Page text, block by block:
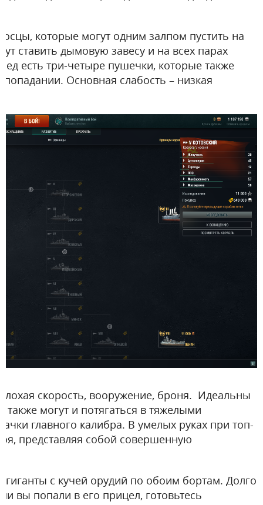
которые могут одним залпом пустить на
ставить дымовую завесу и на всех парах
есть три-четыре пушечки, которые также
Основная слабость – низкая
скорость, вооружение, броня. Идеальны
могут и потягаться в тяжелыми
главного калибра. В умелых руках при топ-
представляя собой совершенную
с кучей орудий по обоим бортам. Долго
вы попали в его прицел, готовьтесь